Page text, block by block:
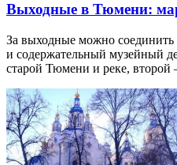
Выходные в Тюмени:
За выходные можно соединить
и содержательный музейный
старой Тюмени и реке,